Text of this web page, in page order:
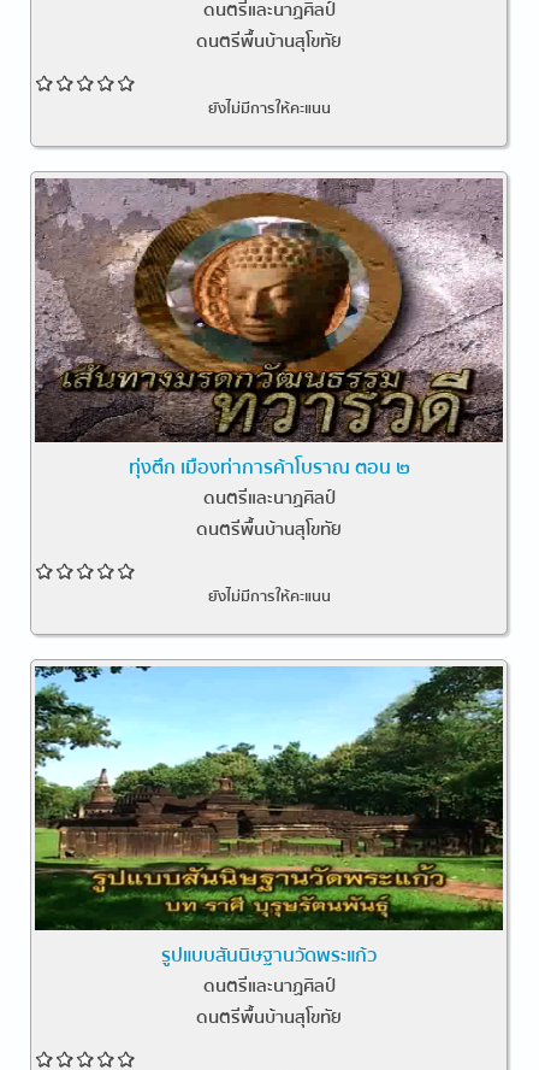
ดนตรีและนาฏศิลป์
ดนตรีพื้นบ้านสุโขทัย
ยังไม่มีการให้คะแนน
ทุ่งตึก เมืองท่าการค้าโบราณ ตอน ๒
ดนตรีและนาฏศิลป์
ดนตรีพื้นบ้านสุโขทัย
ยังไม่มีการให้คะแนน
รูปแบบสันนิษฐานวัดพระแก้ว
ดนตรีและนาฏศิลป์
ดนตรีพื้นบ้านสุโขทัย